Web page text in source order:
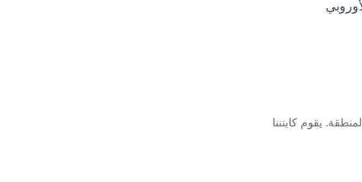
يقوم كابتننا